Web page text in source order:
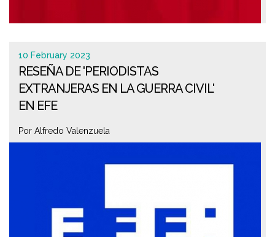
10 February 2023
RESEÑA DE 'PERIODISTAS
EXTRANJERAS EN LA GUERRA CIVIL'
EN EFE
Por Alfredo Valenzuela